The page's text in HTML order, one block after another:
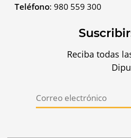
Teléfono: 980 559 300
Reciba todas